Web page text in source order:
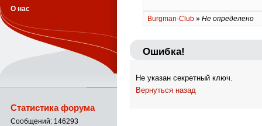
Burgman-Club » Не определено
Ошибка!
Не указан секретный ключ.
Вернуться назад
О нас
Статистика форума
Сообщений: 146293